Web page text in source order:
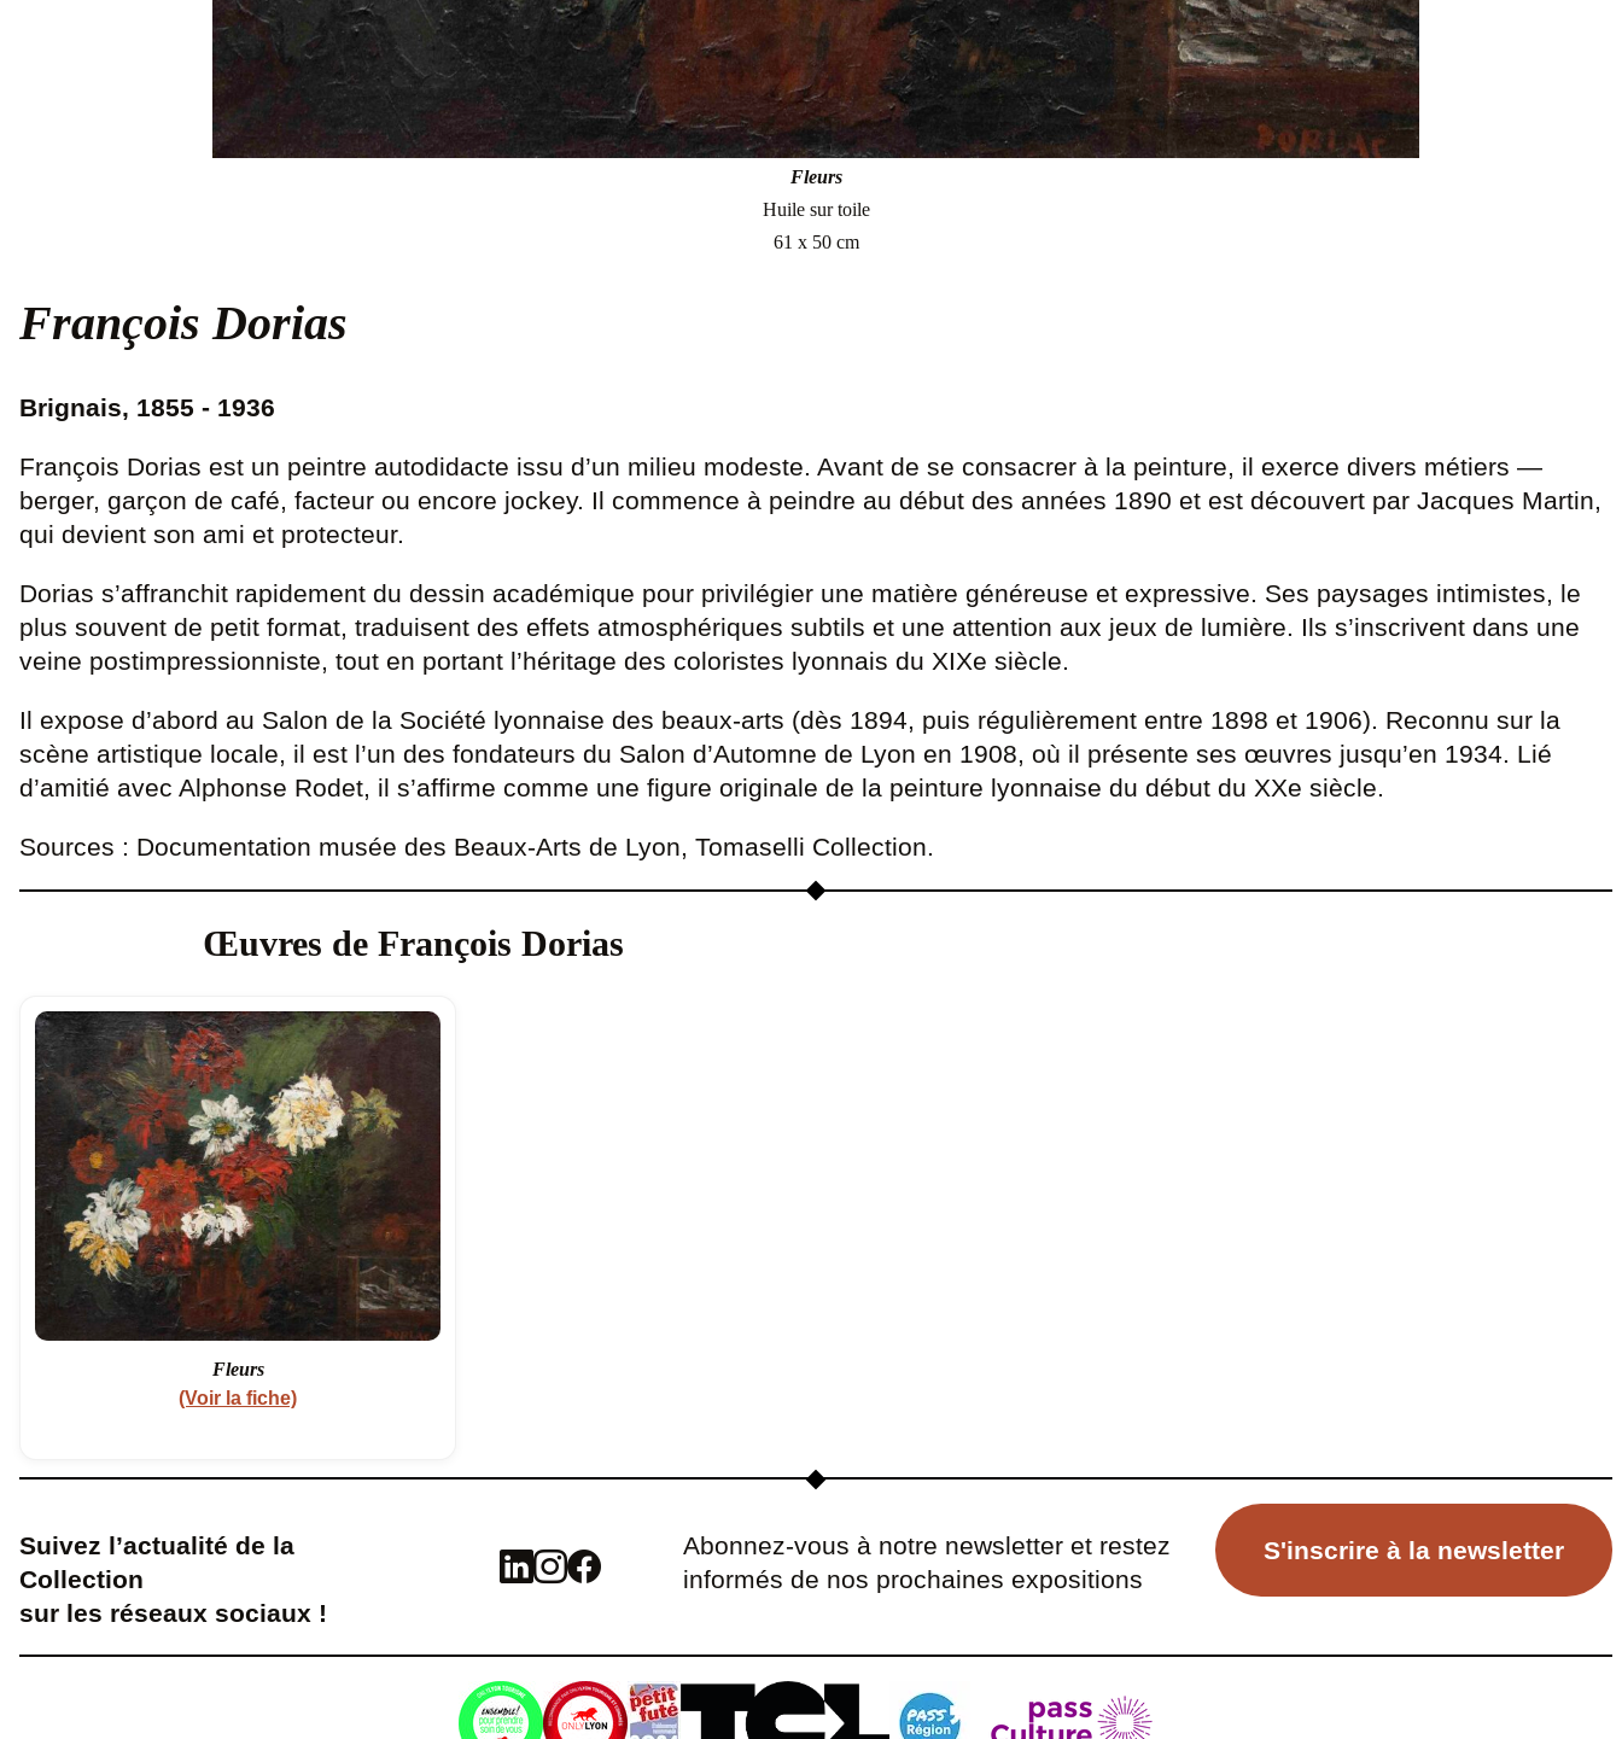
Fleurs
Huile sur toile
61 x 50 cm
François Dorias
Brignais, 1855 - 1936
François Dorias est un peintre autodidacte issu d’un milieu modeste. Avant de se consacrer à la peinture, il exerce divers métiers —
berger, garçon de café, facteur ou encore jockey. Il commence à peindre au début des années 1890 et est découvert par Jacques Martin,
qui devient son ami et protecteur.
Dorias s’affranchit rapidement du dessin académique pour privilégier une matière généreuse et expressive. Ses paysages intimistes, le
plus souvent de petit format, traduisent des effets atmosphériques subtils et une attention aux jeux de lumière. Ils s’inscrivent dans une
veine postimpressionniste, tout en portant l’héritage des coloristes lyonnais du XIXe siècle.
Il expose d’abord au Salon de la Société lyonnaise des beaux-arts (dès 1894, puis régulièrement entre 1898 et 1906). Reconnu sur la
scène artistique locale, il est l’un des fondateurs du Salon d’Automne de Lyon en 1908, où il présente ses œuvres jusqu’en 1934. Lié
d’amitié avec Alphonse Rodet, il s’affirme comme une figure originale de la peinture lyonnaise du début du XXe siècle.
Sources : Documentation musée des Beaux-Arts de Lyon, Tomaselli Collection.
Œuvres de François Dorias
Fleurs
(Voir la fiche)
Suivez l’actualité de la
Collection
sur les réseaux sociaux !
Abonnez-vous à notre newsletter et restez
informés de nos prochaines expositions
S'inscrire à la newsletter